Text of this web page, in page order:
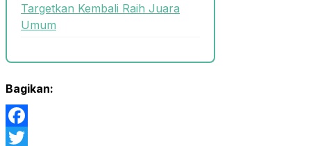
Targetkan Kembali Raih Juara
Umum
Bagikan:
Facebook